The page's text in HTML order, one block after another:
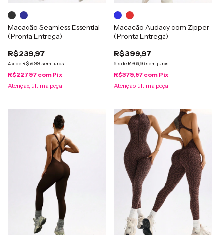
Macacão Seamless Essential
(Pronta Entrega)
R$239,97
4x de R$59,99 sem juros
R$227,97 com Pix
Atenção, última peça!
Macacão Audacy com Zipper
(Pronta Entrega)
R$399,97
6x de R$66,66 sem juros
R$379,97 com Pix
Atenção, última peça!